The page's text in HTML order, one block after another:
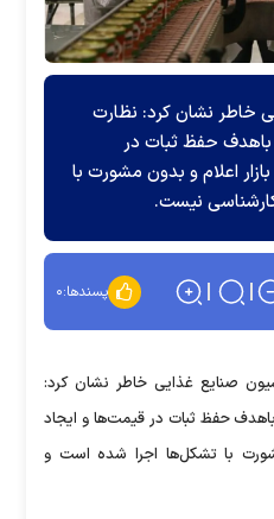
خاطر نشان کرد: نظارت
باهدف حفظ ثبات در
اعلام و بدون مشورت با
نیست.
پسندها:۰
صنایع غذایی خاطر نشان کرد:
حفظ ثبات در قیمت‌ها و ایجاد
با تشکل‌ها اجرا شده است و